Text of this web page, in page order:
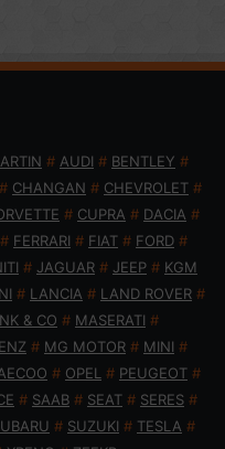
# AUDI # BENTLEY #
# CHANGAN # CHEVROLET #
# CUPRA # DACIA #
# FERRARI # FIAT # FORD #
# JAGUAR # JEEP # KGM
# LANCIA # LAND ROVER #
& CO # MASERATI #
# MG MOTOR # MINI #
# OPEL # PEUGEOT #
# SAAB # SEAT # SERES #
# SUZUKI # TESLA #